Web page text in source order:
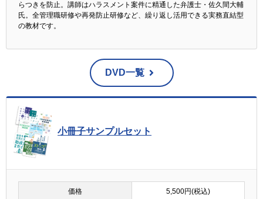
らつきを防止。講師はハラスメント案件に精通した弁護士・佐久間大輔
氏。全管理職研修や再発防止研修など、繰り返し活用できる実務直結型
の教材です。
DVD一覧
小冊子サンプルセット
価格 5,500円(税込)